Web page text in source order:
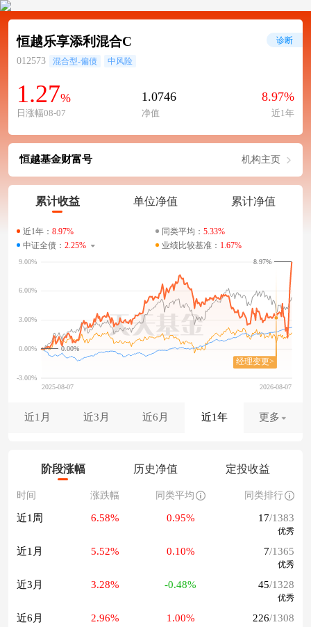
恒越乐享添利混合C
012573 混合型-偏债 中风险
1.27%
日涨幅08-07
1.0746
净值
8.97%
近1年
诊断
恒越基金财富号 机构主页
累计收益 单位净值 累计净值
近1年： 8.97% 同类平均： 5.33%
中证全债： 2.25% 业绩比较基准： 1.67%
0.00%
8.97%
近1月 近3月 近6月 近1年 更多
阶段涨幅 历史净值 定投收益
时间 涨跌幅 同类平均 同类排行
近1周 6.58% 0.95% 17/1383
优秀
近1月 5.52% 0.10% 7/1365
优秀
近3月 3.28% -0.48% 45/1328
优秀
近6月 2.96% 1.00% 226/1308